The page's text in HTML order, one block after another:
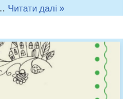
Читати далі »